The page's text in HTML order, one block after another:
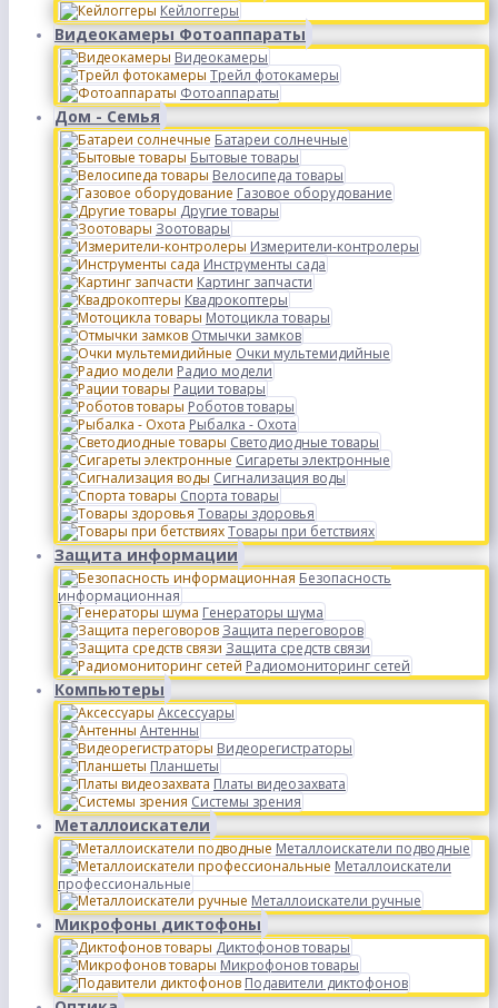
Кейлоггеры
Видеокамеры Фотоаппараты
Видеокамеры
Трейл фотокамеры
Фотоаппараты
Дом - Семья
Батареи солнечные
Бытовые товары
Велосипеда товары
Газовое оборудование
Другие товары
Зоотовары
Измерители-контролеры
Инструменты сада
Картинг запчасти
Квадрокоптеры
Мотоцикла товары
Отмычки замков
Очки мультемидийные
Радио модели
Рации товары
Роботов товары
Рыбалка - Охота
Светодиодные товары
Сигареты электронные
Сигнализация воды
Спорта товары
Товары здоровья
Товары при бетствиях
Защита информации
Безопасность
информационная
Генераторы шума
Защита переговоров
Защита средств связи
Радиомониторинг сетей
Компьютеры
Аксессуары
Антенны
Видеорегистраторы
Планшеты
Платы видеозахвата
Системы зрения
Металлоискатели
Металлоискатели подводные
Металлоискатели
профессиональные
Металлоискатели ручные
Микрофоны диктофоны
Диктофонов товары
Микрофонов товары
Подавители диктофонов